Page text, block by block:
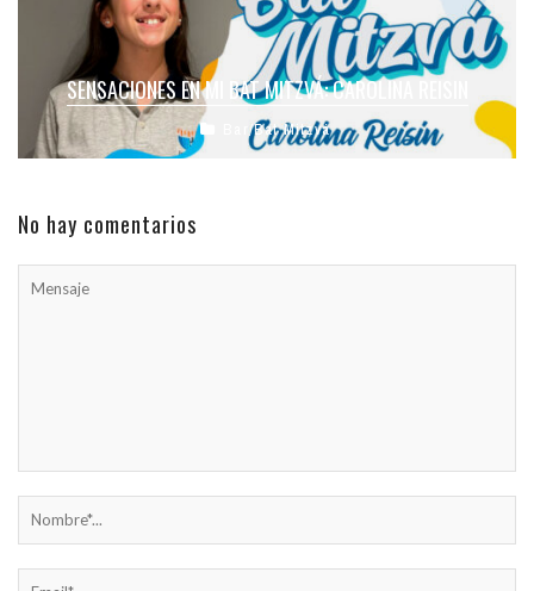
SENSACIONES EN MI BAT MITZVÁ: CAROLINA REISIN
Bar/Bat Mitzvá
No hay comentarios